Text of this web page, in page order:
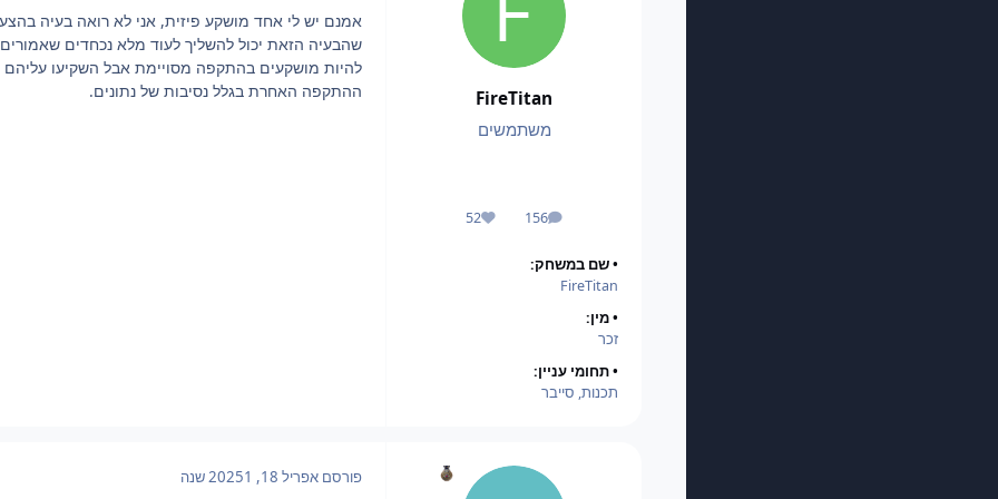
FireTitan
משתמשים
156
הודעות 52
מוניטין
• שם במשחק:
FireTitan
• מין:
זכר
• תחומי עניין:
תכנות, סייבר
אמנם יש לי אחד מושקע פיזית, אני לא רואה בעיה
שהבעיה הזאת יכול להשליך לעוד מלא נכחדים שאמורים
להיות מושקעים בהתקפה מסויימת אבל השקיעו
ההתקפה האחרת בגלל נסיבות של נתונים.
פורסם אפריל 18, 2025 1 שנה